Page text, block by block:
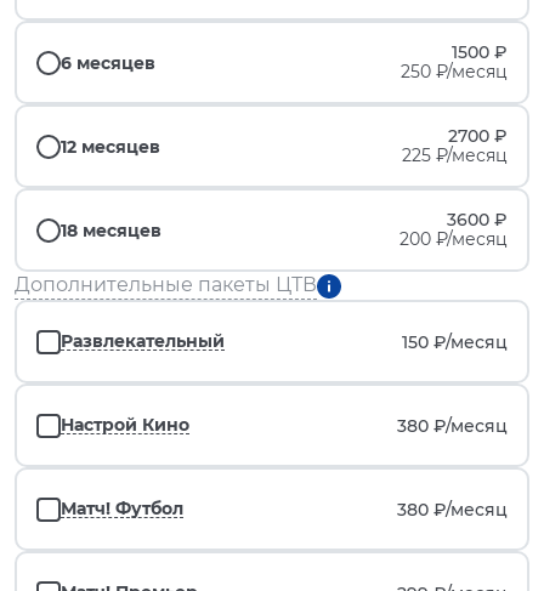
6 месяцев
1500 ₽
250 ₽/месяц
12 месяцев
2700 ₽
225 ₽/месяц
18 месяцев
3600 ₽
200 ₽/месяц
Дополнительные пакеты ЦТВ
Развлекательный 150 ₽/месяц
Настрой Кино 380 ₽/месяц
Матч! Футбол 380 ₽/месяц